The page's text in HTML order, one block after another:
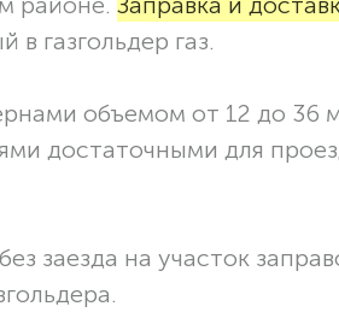
в газгольдер газ.
объемом от 12 до 36
достаточными для
заезда на участок